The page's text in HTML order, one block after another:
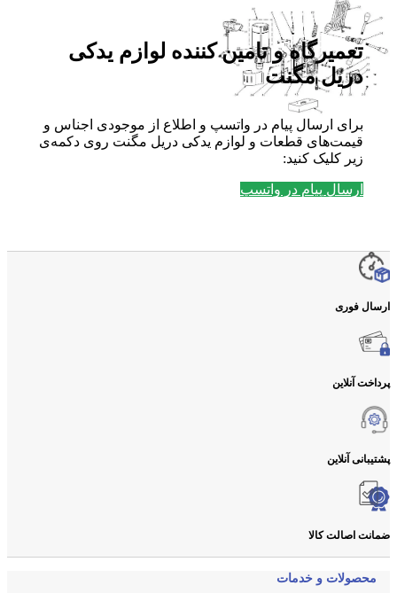
تعمیرگاه و تامین کننده لوازم یدکی
دریل مگنت
برای ارسال پیام در واتسپ و اطلاع از موجودی اجناس و
قیمت‌های قطعات و لوازم یدکی دریل مگنت روی دکمه‌ی
زیر کلیک کنید:
ارسال پیام در واتسپ
ارسال فوری
پرداخت آنلاین
پشتیبانی آنلاین
ضمانت اصالت کالا
محصولات و خدمات